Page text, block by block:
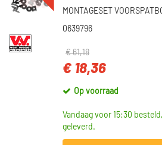
MONTAGESET
0639796
€ 61,18
€ 18,36
Op voorraad
Vandaag voor 15:30
geleverd.